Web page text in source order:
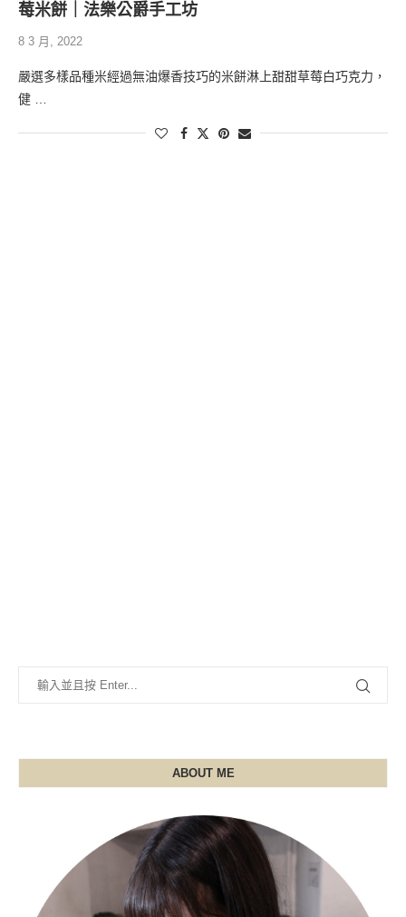
莓米餅｜法樂公爵手工坊
8 3 月, 2022
嚴選多樣品種米經過無油爆香技巧的米餅淋上甜甜草莓白巧克力，
健 …
ABOUT ME